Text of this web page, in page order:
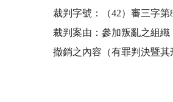
裁判字號：（42）審三字第
裁判案由：參加叛亂之組織
撤銷之內容（有罪判決暨